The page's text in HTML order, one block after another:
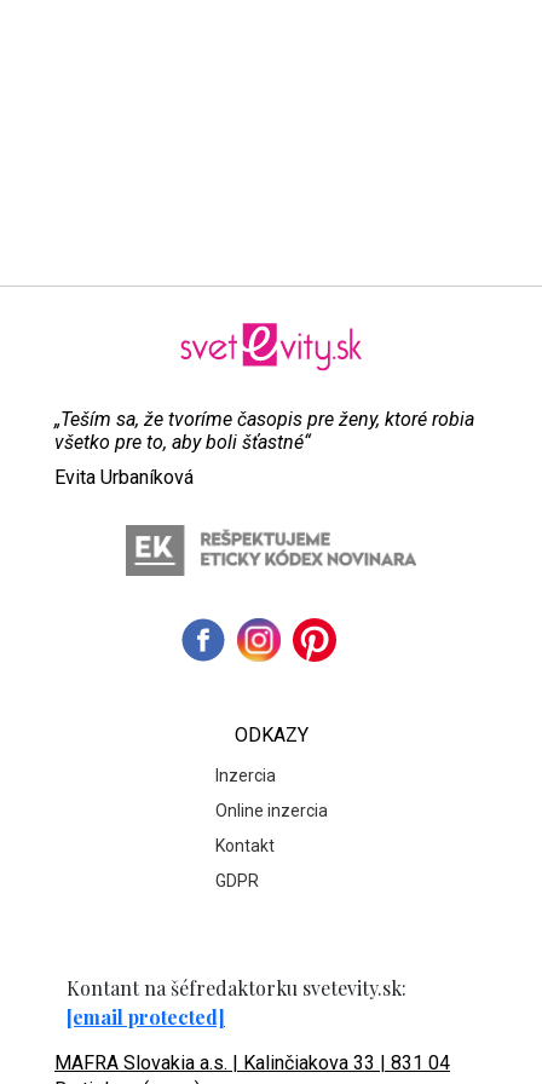
„Teším sa, že tvoríme časopis pre ženy, ktoré robia
všetko pre to, aby boli šťastné“
Evita Urbaníková
ODKAZY
Inzercia
Online inzercia
Kontakt
GDPR
Kontant na šéfredaktorku svetevity.sk:
[email protected]
MAFRA Slovakia a.s. | Kalinčiakova 33 | 831 04